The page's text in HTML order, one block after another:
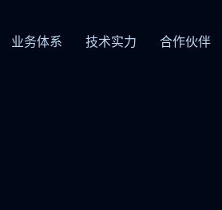
业务体系 技术实力 合作伙伴